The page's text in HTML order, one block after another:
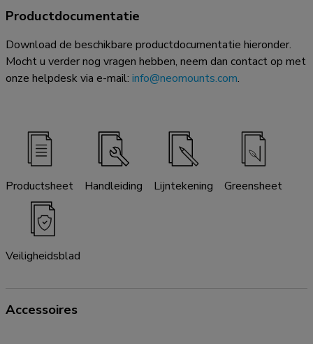
Productdocumentatie
Download de beschikbare productdocumentatie hieronder.
Mocht u verder nog vragen hebben, neem dan contact op met
onze helpdesk via e-mail: info@neomounts.com.
Productsheet Handleiding Lijntekening Greensheet
Veiligheidsblad
Accessoires